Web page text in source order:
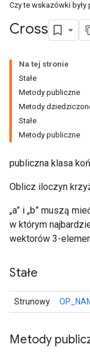
Czy te wskazówki były
Cross
Na tej stronie
Stałe
Metody publiczne
Metody
Stałe
Metody publiczne
publiczna klasa
Oblicz iloczyn
„a” i „b” muszą
w którym
wektorów 3-
Stałe
Strunowy
Metody